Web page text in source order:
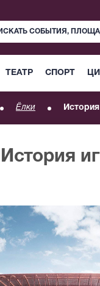
ТЕАТР СПОРТ
Ёлки